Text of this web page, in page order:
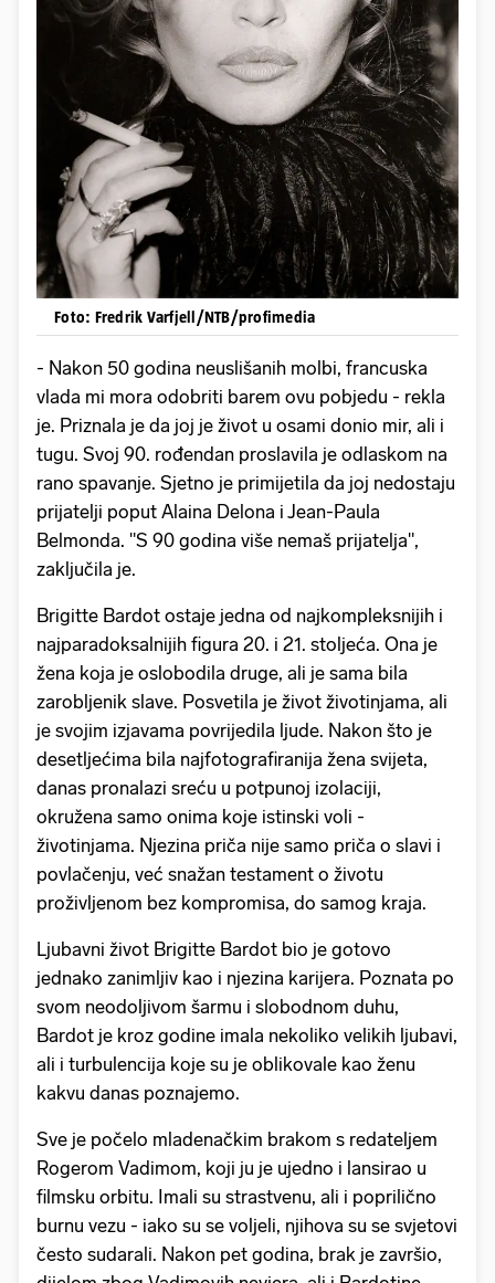
Foto: Fredrik Varfjell/NTB/profimedia
- Nakon 50 godina neuslišanih molbi, francuska
vlada mi mora odobriti barem ovu pobjedu - rekla
je. Priznala je da joj je život u osami donio mir, ali i
tugu. Svoj 90. rođendan proslavila je odlaskom na
rano spavanje. Sjetno je primijetila da joj nedostaju
prijatelji poput Alaina Delona i Jean-Paula
Belmonda. "S 90 godina više nemaš prijatelja",
zaključila je.
Brigitte Bardot ostaje jedna od najkompleksnijih i
najparadoksalnijih figura 20. i 21. stoljeća. Ona je
žena koja je oslobodila druge, ali je sama bila
zarobljenik slave. Posvetila je život životinjama, ali
je svojim izjavama povrijedila ljude. Nakon što je
desetljećima bila najfotografiranija žena svijeta,
danas pronalazi sreću u potpunoj izolaciji,
okružena samo onima koje istinski voli -
životinjama. Njezina priča nije samo priča o slavi i
povlačenju, već snažan testament o životu
proživljenom bez kompromisa, do samog kraja.
Ljubavni život Brigitte Bardot bio je gotovo
jednako zanimljiv kao i njezina karijera. Poznata po
svom neodoljivom šarmu i slobodnom duhu,
Bardot je kroz godine imala nekoliko velikih ljubavi,
ali i turbulencija koje su je oblikovale kao ženu
kakvu danas poznajemo.
Sve je počelo mladenačkim brakom s redateljem
Rogerom Vadimom, koji ju je ujedno i lansirao u
filmsku orbitu. Imali su strastvenu, ali i poprilično
burnu vezu - iako su se voljeli, njihova su se svjetovi
često sudarali. Nakon pet godina, brak je završio,